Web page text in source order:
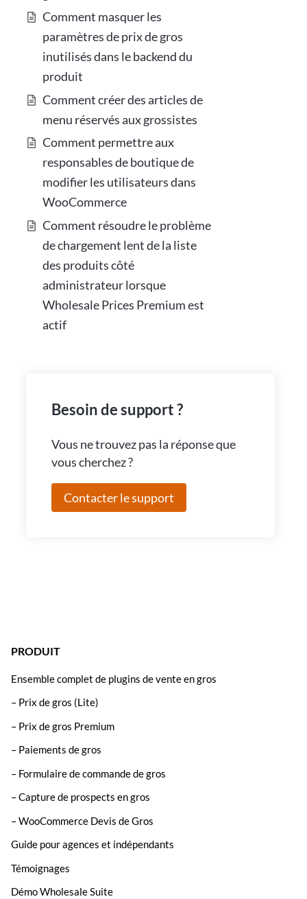
Comment masquer les
paramètres de prix de gros
inutilisés dans le backend du
produit
Comment créer des articles de
menu réservés aux grossistes
Comment permettre aux
responsables de boutique de
modifier les utilisateurs dans
WooCommerce
Comment résoudre le problème
de chargement lent de la liste
des produits côté
administrateur lorsque
Wholesale Prices Premium est
actif
Besoin de support ?
Vous ne trouvez pas la réponse que
vous cherchez ?
Contacter le support
PRODUIT
Ensemble complet de plugins de vente en gros
– Prix de gros (Lite)
– Prix de gros Premium
– Paiements de gros
– Formulaire de commande de gros
– Capture de prospects en gros
– WooCommerce Devis de Gros
Guide pour agences et indépendants
Témoignages
Démo Wholesale Suite